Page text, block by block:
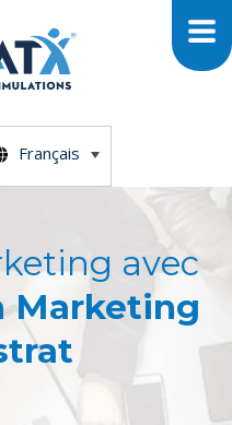
Français
avec
Marketing